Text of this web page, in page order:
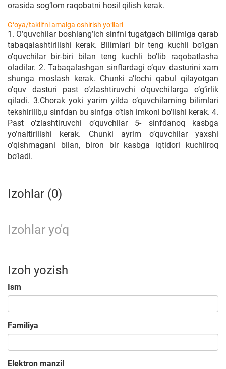
orasida sog’lom raqobatni hosil qilish kerak.
Gʻoya/taklifni amalga oshirish yoʻllari
1. O’quvchilar boshlang’ich sinfni tugatgach bilimiga qarab
tabaqalashtirilishi kerak. Bilimlari bir teng kuchli bo’lgan
o’quvchilar bir-biri bilan teng kuchli bo’lib raqobatlasha
oladilar. 2. Tabaqalashgan sinflardagi o’quv dasturini xam
shunga moslash kerak. Chunki a’lochi qabul qilayotgan
o’quv dasturi past o’zlashtiruvchi o’quvchilarga o’g’irlik
qiladi. 3.Chorak yoki yarim yilda o’quvchilarning bilimlari
tekshirilib,u sinfdan bu sinfga o’tish imkoni bo’lishi kerak. 4.
Past o’zlashtiruvchi o’quvchilar 5- sinfdanoq kasbga
yo’naltirilishi kerak. Chunki ayrim o’quvchilar yaxshi
o’qishmagani bilan, biron bir kasbga iqtidori kuchliroq
bo’ladi.
Izohlar (0)
Izohlar yo'q
Izoh yozish
Ism
Familiya
Elektron manzil